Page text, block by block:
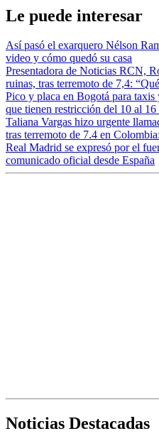
Le puede interesar
Así pasó el exarquero Nélson
video y cómo quedó su casa
Presentadora de Noticias RCN,
ruinas, tras terremoto de 7,4:
Pico y placa en Bogotá para taxis
que tienen restricción del 10 al 16
Taliana Vargas hizo urgente
tras terremoto de 7.4 en
Real Madrid se expresó por el
comunicado oficial desde España
Noticias Destacadas